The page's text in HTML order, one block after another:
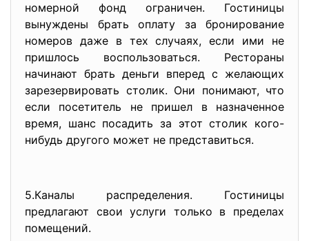
номерной фонд ограничен. Гостиницы
вынуждены брать оплату за бронирование
номеров даже в тех случаях, если ими не
пришлось воспользоваться. Рестораны
начинают брать деньги вперед с желающих
зарезервировать столик. Они понимают, что
если посетитель не пришел в назначенное
время, шанс посадить за этот столик кого-
нибудь другого может не представиться.
5.Каналы распределения. Гостиницы
предлагают свои услуги только в пределах
помещений.